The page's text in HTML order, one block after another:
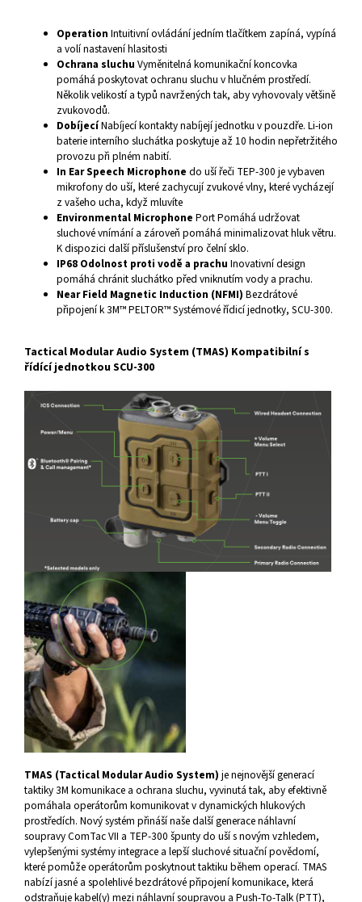
Operation Intuitivní ovládání jedním tlačítkem zapíná, vypíná
a volí nastavení hlasitosti
Ochrana sluchu Vyměnitelná komunikační koncovka
pomáhá poskytovat ochranu sluchu v hlučném prostředí.
Několik velikostí a typů navržených tak, aby vyhovovaly většině
zvukovodů.
DobíjecíNabíjecí kontakty nabíjejí jednotku v pouzdře. Li-ion
baterie interního sluchátka poskytuje až 10 hodin nepřetržitého
provozu při plném nabití.
In Ear Speech Microphone do uší řeči TEP-300 je vybaven
mikrofony do uší, které zachycují zvukové vlny, které vycházejí
z vašeho ucha, když mluvíte
Environmental Microphone Port Pomáhá udržovat
sluchové vnímání a zároveň pomáhá minimalizovat hluk větru.
K dispozici další příslušenství pro čelní sklo.
IP68 Odolnost proti vodě a prachu Inovativní design
pomáhá chránit sluchátko před vniknutím vody a prachu.
Near Field Magnetic Induction (NFMI) Bezdrátové
připojení k 3M™ PELTOR™ Systémové řídicí jednotky, SCU-300.
Tactical Modular Audio System (TMAS) Kompatibilní s
řídící jednotkou SCU-300
TMAS (Tactical Modular Audio System) je nejnovější generací
taktiky 3M komunikace a ochrana sluchu, vyvinutá tak, aby efektivně
pomáhala operátorům komunikovat v dynamických hlukových
prostředích. Nový systém přináší naše další generace náhlavní
soupravy ComTac VII a TEP-300 špunty do uší s novým vzhledem,
vylepšenými systémy integrace a lepší sluchové situační povědomí,
které pomůže operátorům poskytnout taktiku během operací. TMAS
nabízí jasné a spolehlivé bezdrátové připojení komunikace, která
odstraňuje kabel(y) mezi náhlavní soupravou a Push-To-Talk (PTT),